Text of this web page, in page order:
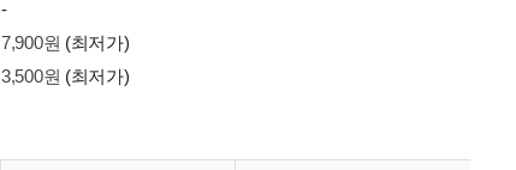
-
7,900원 (최저가)
3,500원 (최저가)